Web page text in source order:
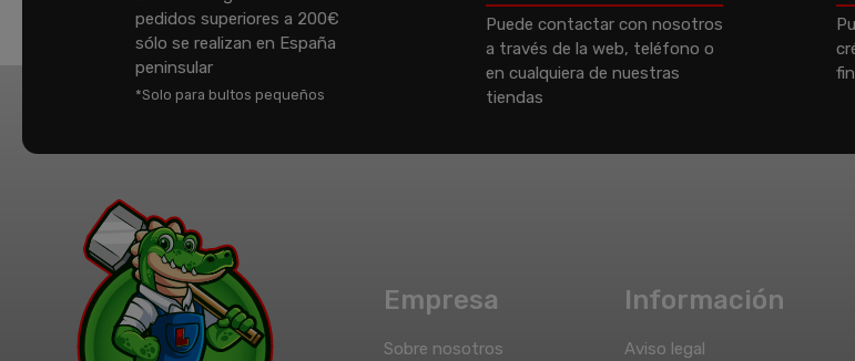
pedidos superiores a 200€
sólo se realizan en España
peninsular
*Solo para bultos pequeños
Puede contactar con nosotros
a través de la web, teléfono o
en cualquiera de nuestras
tiendas
Empresa
Sobre nosotros
Información
Aviso legal